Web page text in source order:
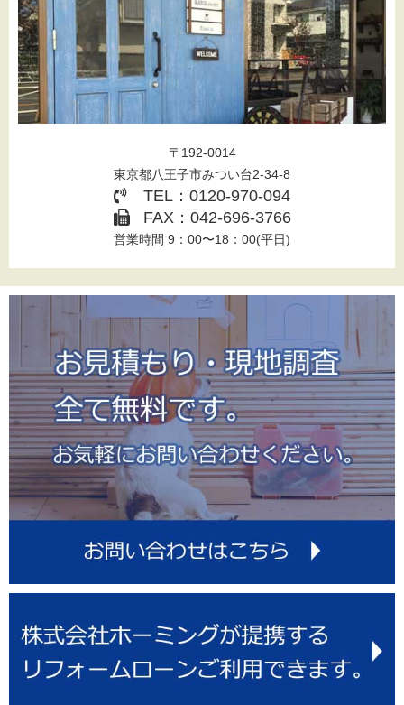
〒192-0014
東京都八王子市みつい台2-34-8
TEL：0120-970-094
FAX：042-696-3766
営業時間 9：00〜18：00(平日)